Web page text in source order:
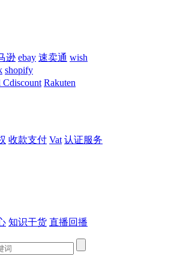
逊 ebay 速卖通 wish
shopify
Cdiscount Rakuten
收款支付 Vat 认证服务
知识干货 直播回播